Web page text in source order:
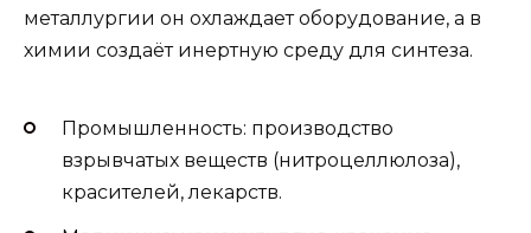
металлургии он охлаждает оборудование, а в
химии создаёт инертную среду для синтеза.
Промышленность: производство
взрывчатых веществ (нитроцеллюлоза),
красителей, лекарств.